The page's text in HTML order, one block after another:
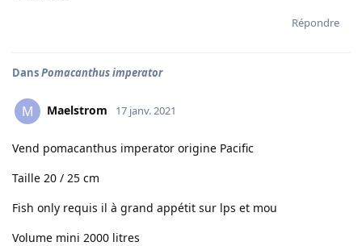
Répondre
DansPomacanthus imperator
M Maelstrom 17 janv. 2021
Vend pomacanthus imperator origine Pacific
Taille 20 / 25 cm
Fish only requis il à grand appétit sur lps et mou
Volume mini 2000 litres